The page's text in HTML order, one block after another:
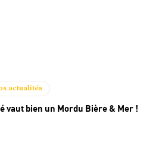
actualités
vaut bien un Mordu Bière & Mer !